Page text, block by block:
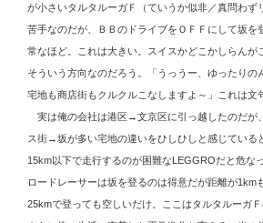
が小さいタルタルーガＦ（ていうか似非／真問わず
苦手なのだが、ＢＢのドライブをＯＦＦにして坂を
常なほど。これは大きい。スイスかどこかしらんが
そういう方向なのだろう。「うっうー、ゆったりの
宅地も商店街もクルクルこなしますよ～」これは文
実は俺の会社は港区→文京区に引っ越したのだが
ス街→坂が多い宅地の違いをひしひしと感じている
15km以下で走行するのが困難なLEGGROだと危な
ロードレーサーは坂を登るのは得意だが距離が1km
25kmで登っても空しいだけ。ここはタルタルーガＦ